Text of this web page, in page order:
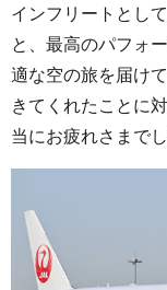
インフリートとし
と、最高のパフォ
適な空の旅を届け
きてくれたことに
当にお疲れさまで